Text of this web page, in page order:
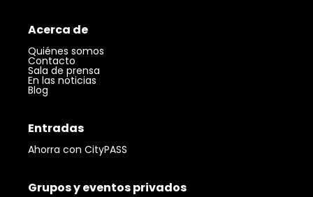
Acerca de
Quiénes somos
Contacto
Sala de prensa
En las noticias
Blog
Entradas
Ahorra con CityPASS
Grupos y eventos privados